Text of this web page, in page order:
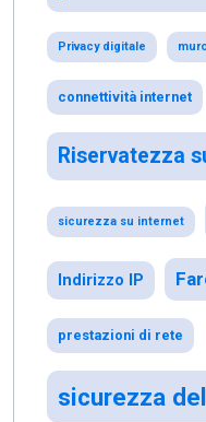
Privacy digitale
connettività internet
Riservatezza
sicurezza su internet
Indirizzo IP
prestazioni di rete
sicurezza